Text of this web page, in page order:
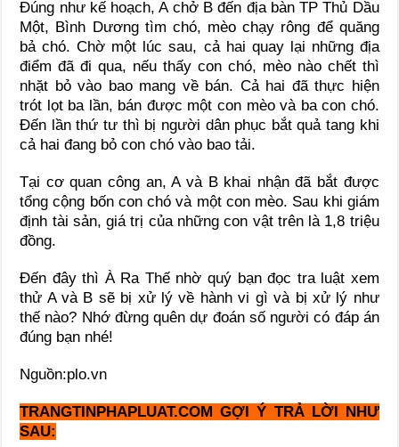
Đúng như kế hoạch, A chở B đến địa bàn TP Thủ Dầu
Một, Bình Dương tìm chó, mèo chạy rông để quăng
bả chó. Chờ một lúc sau, cả hai quay lại những địa
điểm đã đi qua, nếu thấy con chó, mèo nào chết thì
nhặt bỏ vào bao mang về bán. Cả hai đã thực hiện
trót lọt ba lần, bán được một con mèo và ba con chó.
Đến lần thứ tư thì bị người dân phục bắt quả tang khi
cả hai đang bỏ con chó vào bao tải.
Tại cơ quan công an, A và B khai nhận đã bắt được
tổng cộng bốn con chó và một con mèo. Sau khi giám
định tài sản, giá trị của những con vật trên là 1,8 triệu
đồng.
Đến đây thì À Ra Thế nhờ quý bạn đọc tra luật xem
thử A và B sẽ bị xử lý về hành vi gì và bị xử lý như
thế nào? Nhớ đừng quên dự đoán số người có đáp án
đúng bạn nhé!
Nguồn:plo.vn
TRANGTINPHAPLUAT.COM GỢI Ý TRẢ LỜI NHƯ
SAU: